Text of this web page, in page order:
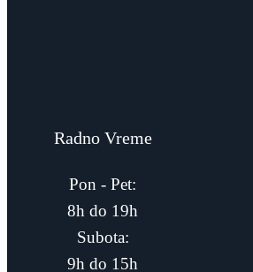
Radno Vreme
Pon - Pet:
8h do 19h
Subota:
9h do 15h